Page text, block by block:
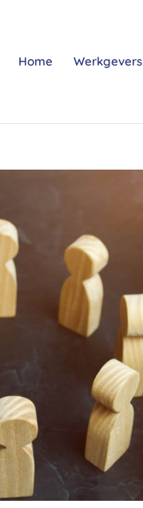
Home Werkgevers